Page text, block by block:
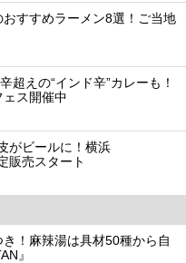
おすすめラーメン8選！ご当地
超えの“インド辛”カレーも！
ェス開催中
がビールに！横浜
販売スタート
！麻辣湯は具材50種から自
』